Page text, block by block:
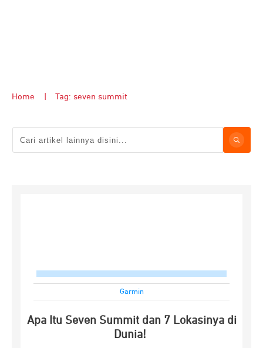
Home Tag: seven summit
Garmin
Apa Itu Seven Summit dan 7 Lokasinya di
Dunia!